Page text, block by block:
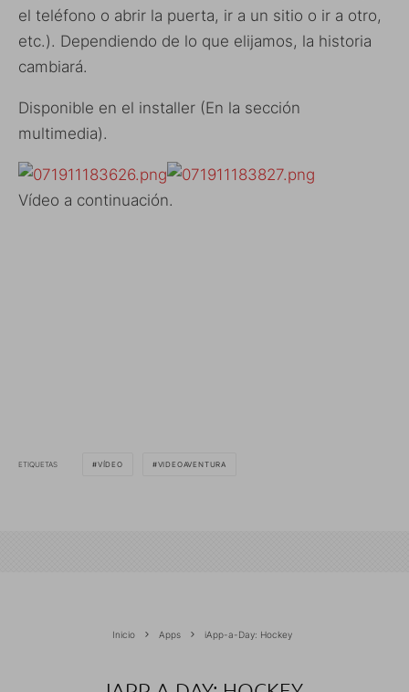
el teléfono o abrir la puerta, ir a un sitio o ir a otro,
etc.). Dependiendo de lo que elijamos, la historia
cambiará.
Disponible en el installer (En la sección
multimedia).
Vídeo a continuación.
ETIQUETAS VÍDEO VIDEOAVENTURA
Inicio Apps iApp-a-Day: Hockey